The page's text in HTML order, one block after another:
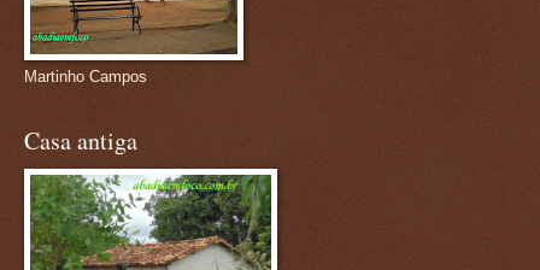
Martinho Campos
Casa antiga